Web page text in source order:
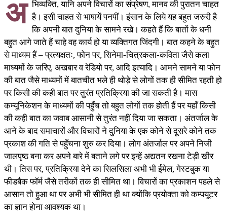
अ भिव्यक्ति, यानि अपने विचारों का संप्रेषण, मानव की पुरातन चाहत
है। इसी चाहत से भाषायें पनपीं। इंसान के लिये यह बहुत जरुरी है
कि अपनी बात दुनिया के सामने रखे। कहते हैं कि बातों के धनी
बहुत आगे जाते हैं चाहे वह कार्य हो या व्यक्तिगत जिंदगी। बात कहने के बहुत
से माध्यम हैं – प्रत्यक्षतः, फोन पर, सिनेमा-चित्रकला-कविता जैसे कला
माध्यमों के जरिए, अखबार व रेडियो पर, आदि इत्यादि। आमने सामने या फोन
की बात जैसे माध्यमों में बातचीत भले ही थोड़े से लोगों तक ही सीमित रहती हो
पर किसी की कही बात पर तुरंत प्रतिक्रिया की जा सकती है। मास
कम्यूनिकेशन के माध्यमों की पहुँच तो बहुत लोगों तक होती हैं पर यहाँ किसी
की कही बात का जवाब आसानी से तुरंत नहीं दिया जा सकता। अंतर्जाल के
आने के बाद समाचारों और विचारों ने दुनिया के एक कोने से दूसरे कोने तक
प्रकाश की गति से पहुँचना शुरु कर दिया। लोग अंतर्जाल पर अपने निजी
जालपृष्ठ बना कर अपने बारे में बताने लगे पर इन्हें अद्यतन रखना टेड़ी खीर
थी। तिस पर, प्रतिक्रिया देने का सिलसिला अभी भी ईमेल, गेस्टबुक या
फीडबैक फॉर्म जैसे तरीकों तक ही सीमित था। विचारों का प्रकाशन पहले से
आसान तो हुआ था पर अभी भी सीमित ही था क्योंकि प्रयोक्ता को कम्पयूटर
का ज्ञान होना आवश्यक था।